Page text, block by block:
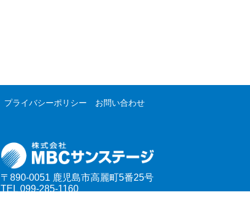
プライバシーポリシー
お問い合わせ
〒890-0051 鹿児島市高麗町5番25号
TEL 099-285-1160